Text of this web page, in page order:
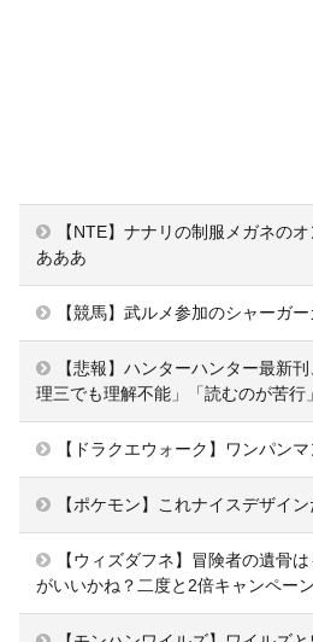
【NTE】ナナリの制服メガネの
あああ
【競馬】武ルメ参加のシャーガ
【悲報】ハンターハンター最新
理三でも理解不能」「読むのが苦行」
【ドラクエウォーク】ワンパン
【ポケモン】これナイスデザイ
【ウィズダフネ】冒険者の遺骨
がいいかね？二度と2倍キャンペー